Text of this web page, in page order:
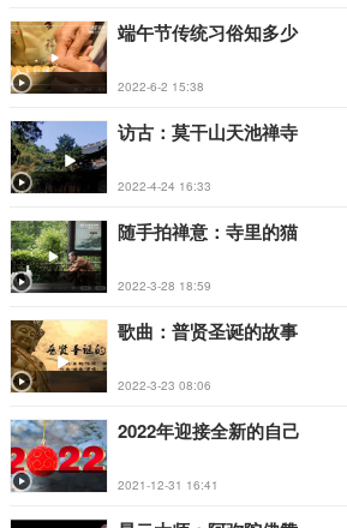
端午节传统习俗知多少
2022-6-2 15:38
访古：莫干山天池禅寺
2022-4-24 16:33
随手拍禅意：寺里的猫
2022-3-28 18:59
歌曲：普贤圣诞的故事
2022-3-23 08:06
2022年迎接全新的自己
2021-12-31 16:41